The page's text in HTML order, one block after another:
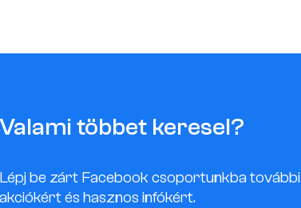
Valami többet keresel?
Lépj be zárt Facebook csoportunkba további
akciókért és hasznos infókért.